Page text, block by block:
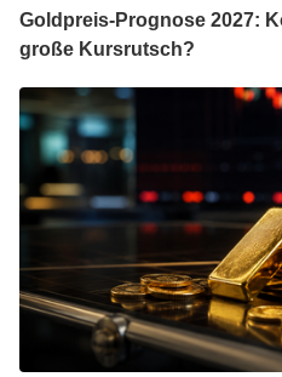
Goldpreis-Prognose 2027:
große Kursrutsch?